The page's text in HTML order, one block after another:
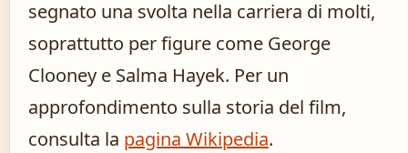
segnato una svolta nella carriera di molti,
soprattutto per figure come George
Clooney e Salma Hayek. Per un
approfondimento sulla storia del film,
consulta la pagina Wikipedia.